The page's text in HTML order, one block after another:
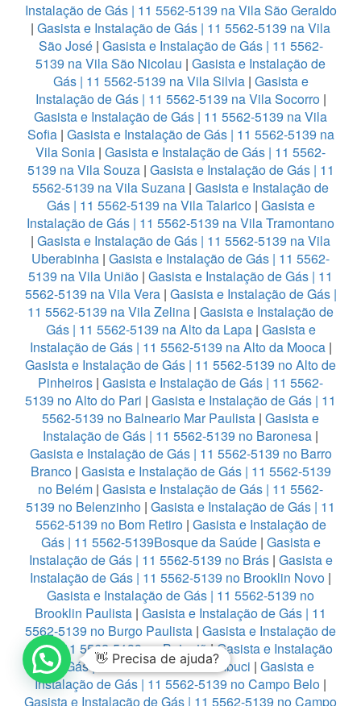
Instalação de Gás | 11 5562-5139 na Vila São Geraldo
| Gasista e Instalação de Gás | 11 5562-5139 na Vila
São José| Gasista e Instalação de Gás | 11 5562-
5139 na Vila São Nicolau | Gasista e Instalação de
Gás | 11 5562-5139 na Vila Silvia| Gasista e
Instalação de Gás | 11 5562-5139 na Vila Socorro|
Gasista e Instalação de Gás | 11 5562-5139 na Vila
Sofia| Gasista e Instalação de Gás | 11 5562-5139 na
Vila Sonia | Gasista e Instalação de Gás | 11 5562-
5139 na Vila Souza| Gasista e Instalação de Gás | 11
5562-5139 na Vila Suzana | Gasista e Instalação de
Gás | 11 5562-5139 na Vila Talarico| Gasista e
Instalação de Gás | 11 5562-5139 na Vila Tramontano
| Gasista e Instalação de Gás | 11 5562-5139 na Vila
Uberabinha | Gasista e Instalação de Gás | 11 5562-
5139 na Vila União | Gasista e Instalação de Gás | 11
5562-5139 na Vila Vera| Gasista e Instalação de Gás |
11 5562-5139 na Vila Zelina | Gasista e Instalação de
Gás | 11 5562-5139 na Alto da Lapa| Gasista e
Instalação de Gás | 11 5562-5139 na Alto da Mooca|
Gasista e Instalação de Gás | 11 5562-5139 no Alto de
Pinheiros | Gasista e Instalação de Gás | 11 5562-
5139 no Alto do Pari | Gasista e Instalação de Gás | 11
5562-5139 no Balneario Mar Paulista | Gasista e
Instalação de Gás | 11 5562-5139 no Baronesa |
Gasista e Instalação de Gás | 11 5562-5139 no Barro
Branco| Gasista e Instalação de Gás | 11 5562-5139
no Belém | Gasista e Instalação de Gás | 11 5562-
5139 no Belenzinho | Gasista e Instalação de Gás | 11
5562-5139 no Bom Retiro| Gasista e Instalação de
Gás | 11 5562-5139Bosque da Saúde| Gasista e
Instalação de Gás | 11 5562-5139 no Brás| Gasista e
Instalação de Gás | 11 5562-5139 no Brooklin Novo |
Gasista e Instalação de Gás | 11 5562-5139 no
Brooklin Paulista | Gasista e Instalação de Gás | 11
5562-5139 no Burgo Paulista | Gasista e Instalação de
Gás | 11 5562-5139 no Butantã|Gasista e Instalação
de Gás | 11 5562-5139 no Cambuci | Gasista e
Instalação de Gás | 11 5562-5139 no Campo Belo |
Gasista e Instalação de Gás | 11 5562-5139 no Campo
👋 Precisa de ajuda?